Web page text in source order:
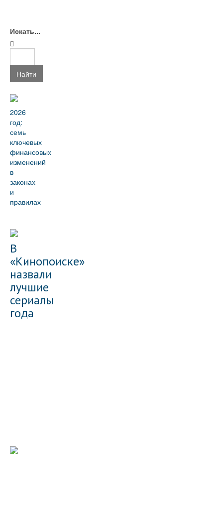
Искать...
Найти
2026
год:
семь
ключевых
финансовых
изменений
в
законах
и
правилах
В
«Кинопоиске»
назвали
лучшие
сериалы
года